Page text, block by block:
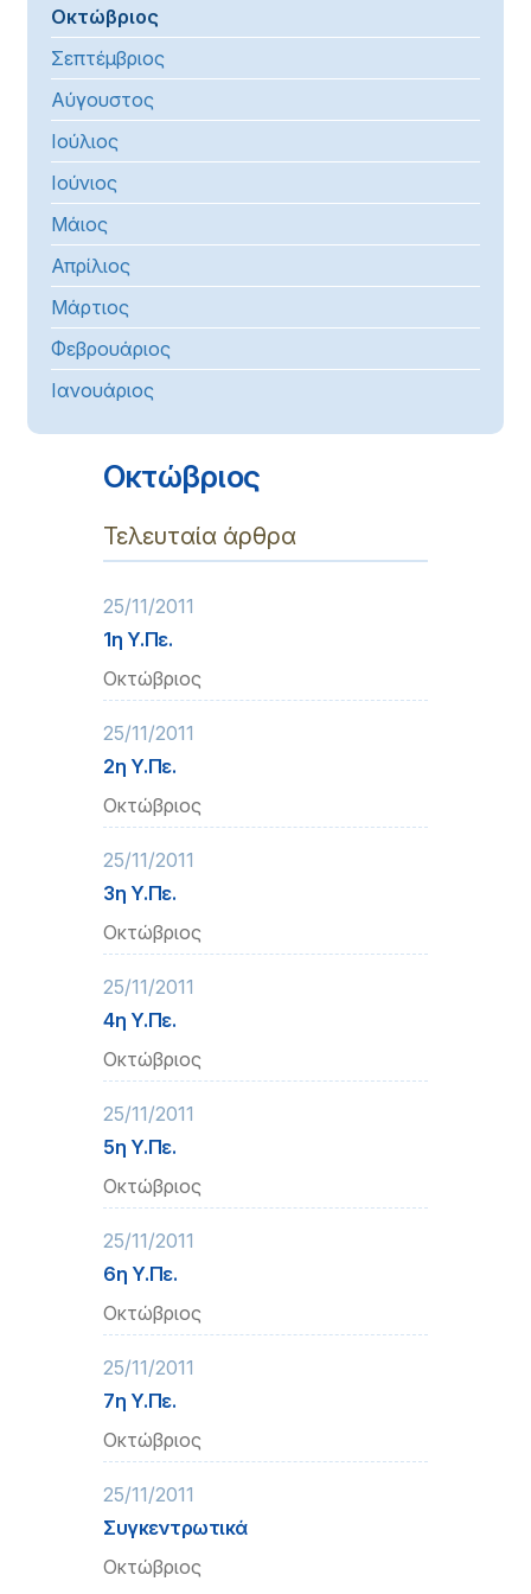
Οκτώβριος
Σεπτέμβριος
Αύγουστος
Ιούλιος
Ιούνιος
Μάιος
Απρίλιος
Μάρτιος
Φεβρουάριος
Ιανουάριος
Οκτώβριος
Τελευταία άρθρα
25/11/2011
1η Υ.Πε.
Οκτώβριος
25/11/2011
2η Υ.Πε.
Οκτώβριος
25/11/2011
3η Υ.Πε.
Οκτώβριος
25/11/2011
4η Υ.Πε.
Οκτώβριος
25/11/2011
5η Υ.Πε.
Οκτώβριος
25/11/2011
6η Υ.Πε.
Οκτώβριος
25/11/2011
7η Υ.Πε.
Οκτώβριος
25/11/2011
Συγκεντρωτικά
Οκτώβριος